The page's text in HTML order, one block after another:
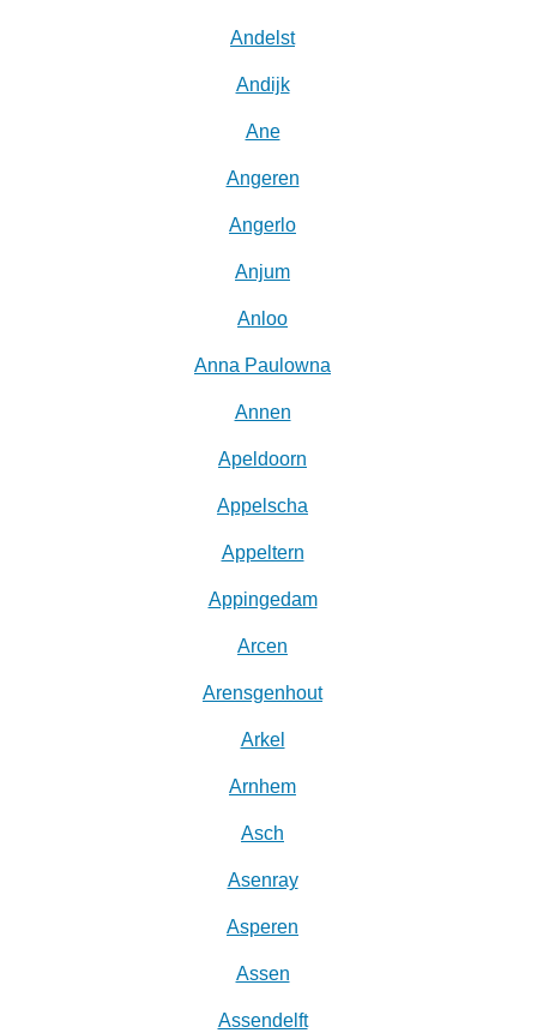
Andelst
Andijk
Ane
Angeren
Angerlo
Anjum
Anloo
Anna Paulowna
Annen
Apeldoorn
Appelscha
Appeltern
Appingedam
Arcen
Arensgenhout
Arkel
Arnhem
Asch
Asenray
Asperen
Assen
Assendelft